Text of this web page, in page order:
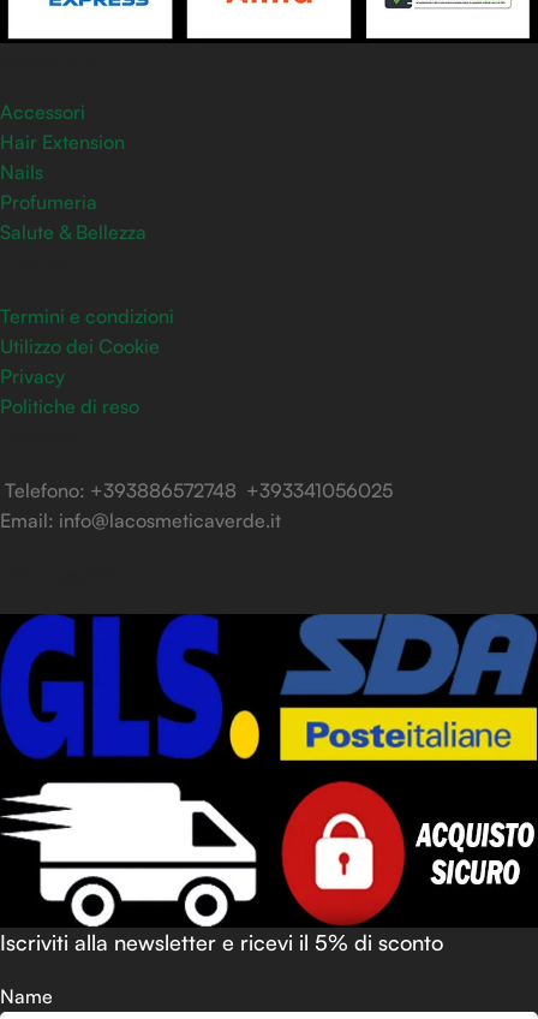
Accessori
Hair Extension
Nails
Profumeria
Salute & Bellezza
Termini e condizioni
Utilizzo dei Cookie
Privacy
Politiche di reso
Telefono: +393886572748 +393341056025
Email: info@lacosmeticaverde.it
Iscriviti alla newsletter e ricevi il 5% di sconto
Name